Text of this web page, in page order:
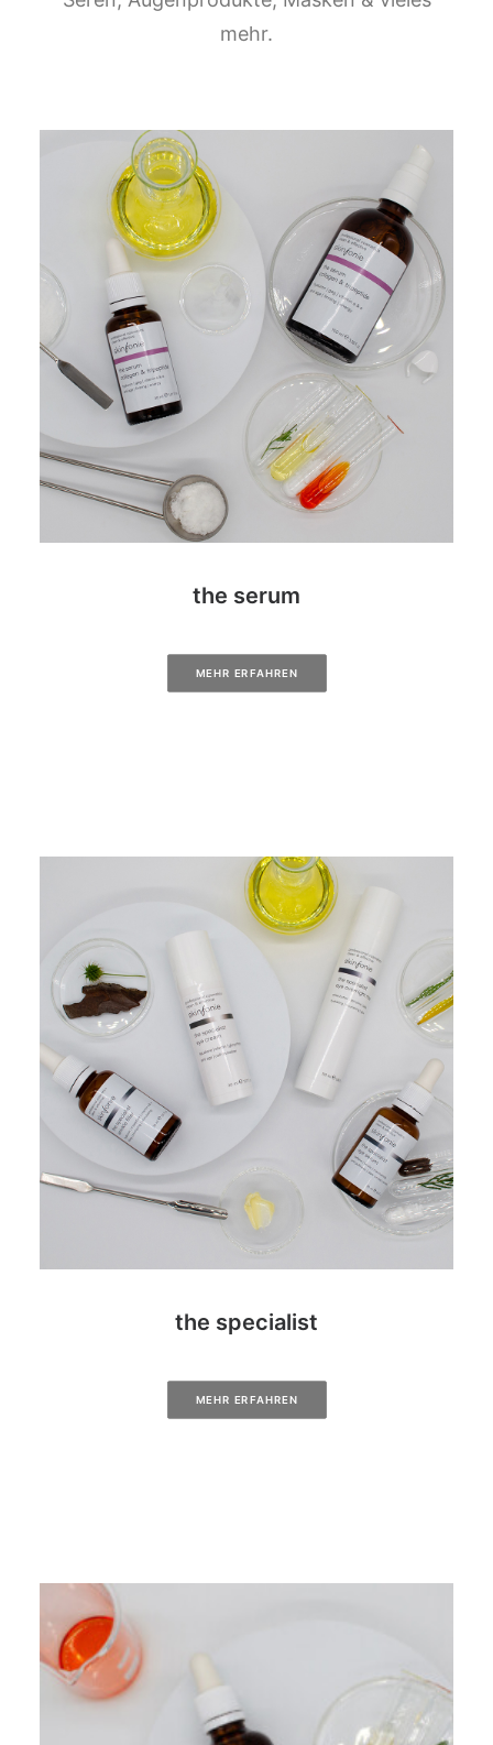
mehr.
the serum
MEHR ERFAHREN
the specialist
MEHR ERFAHREN